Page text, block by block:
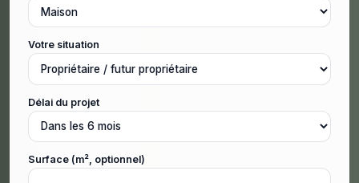
Votre situation
Délai du projet
Surface (m², optionnel)